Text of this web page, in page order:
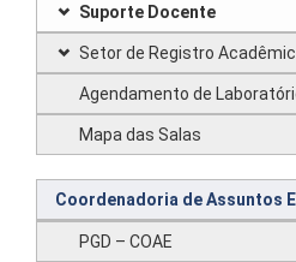
Suporte Docente
Setor de Registro
Agendamento de
Mapa das Salas
Coordenadoria de Assuntos
PGD – COAE